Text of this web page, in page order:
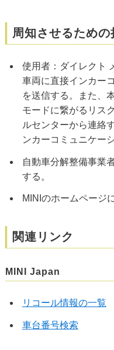
周知させるための
使用者：ダイレクト
車両に直接インカー
を送信する。また、
モードに繋がるリス
ルセンターから連絡
ンカーコミュニケー
自動車分解整備事業
する。
MINIのホームページ
関連リンク
MINI Japan
リコール情報の一覧
車台番号検索